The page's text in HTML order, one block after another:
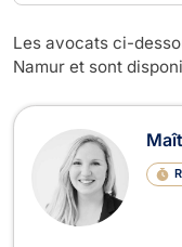
Les avocats ci-
Namur et sont
Avocats à